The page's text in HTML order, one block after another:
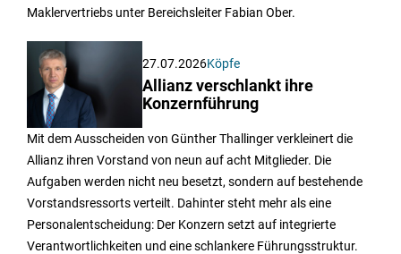
Maklervertriebs unter Bereichsleiter Fabian Ober.
27.07.2026Köpfe
Allianz verschlankt ihre
Konzernführung
Mit dem Ausscheiden von Günther Thallinger verkleinert die
Allianz ihren Vorstand von neun auf acht Mitglieder. Die
Aufgaben werden nicht neu besetzt, sondern auf bestehende
Vorstandsressorts verteilt. Dahinter steht mehr als eine
Personalentscheidung: Der Konzern setzt auf integrierte
Verantwortlichkeiten und eine schlankere Führungsstruktur.